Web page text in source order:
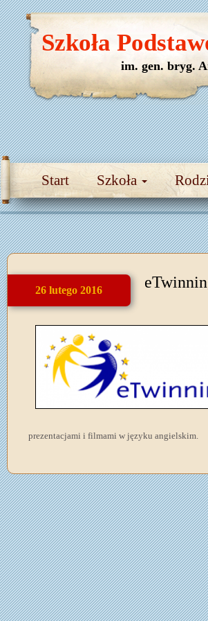
Start Szkoła
Szkoła
im. gen. bryg.
26 lutego 2016
prezentacjami i filmami w języku angielskim.